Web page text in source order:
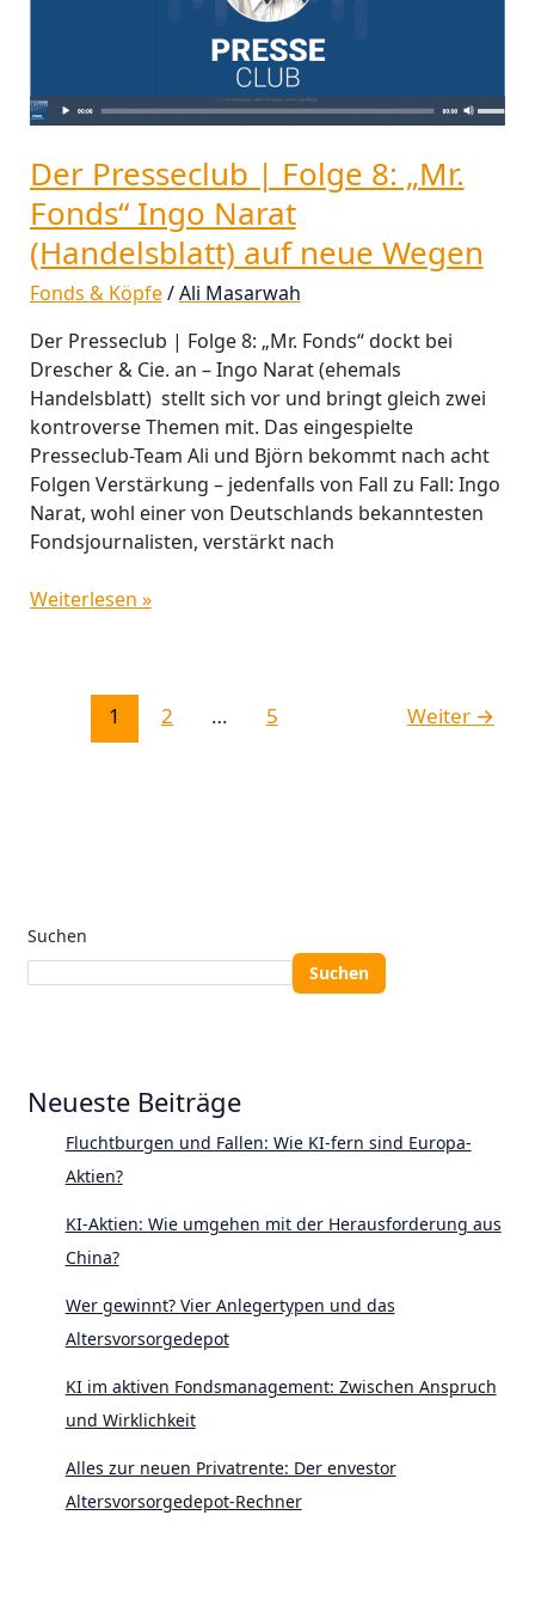
Der Presseclub | Folge 8: „Mr.
Fonds“ Ingo Narat
(Handelsblatt) auf neue Wegen
Fonds & Köpfe/Ali Masarwah
Der Presseclub | Folge 8: „Mr. Fonds“ dockt bei
Drescher & Cie. an – Ingo Narat (ehemals
Handelsblatt) stellt sich vor und bringt gleich zwei
kontroverse Themen mit. Das eingespielte
Presseclub-Team Ali und Björn bekommt nach acht
Folgen Verstärkung – jedenfalls von Fall zu Fall: Ingo
Narat, wohl einer von Deutschlands bekanntesten
Fondsjournalisten, verstärkt nach
Narat
auf
neue
Wegen
Weiterlesen »
1 2 … 5 Weiter →
Suchen
Suchen
Neueste Beiträge
Fluchtburgen und Fallen: Wie KI-fern sind Europa-
Aktien?
KI-Aktien: Wie umgehen mit der Herausforderung aus
China?
Wer gewinnt? Vier Anlegertypen und das
Altersvorsorgedepot
KI im aktiven Fondsmanagement: Zwischen Anspruch
und Wirklichkeit
Alles zur neuen Privatrente: Der envestor
Altersvorsorgedepot-Rechner